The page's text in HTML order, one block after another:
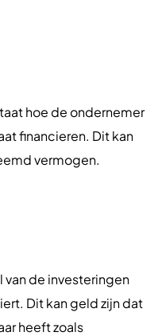
hoe de ondernemer
financieren. Dit kan
vermogen.
de investeringen
Dit kan geld zijn dat
heeft zoals